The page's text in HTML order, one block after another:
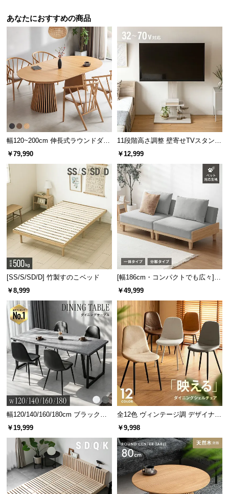
あなたにおすすめの商品
幅120~200cm 伸長式ラウンドダイ
ニングテーブル 6人掛け 天然木突
板 美しい格子デザイン
￥79,990
11段階高さ調整 壁寄せTVスタンド
キャスター付き 上下左右角度調節
￥12,999
[SS/S/SD/D] 竹製すのこベッド
￥8,999
[幅186cm・コンパクトでも広々] 3
人掛けソファベッド リクライニン
￥49,999
幅120/140/160/180cm ブラックフ
レーム ダイニング 大理石調 4人掛
￥19,999
全12色 ヴィンテージ調 デザイナー
ズシェルチェア
￥9,998